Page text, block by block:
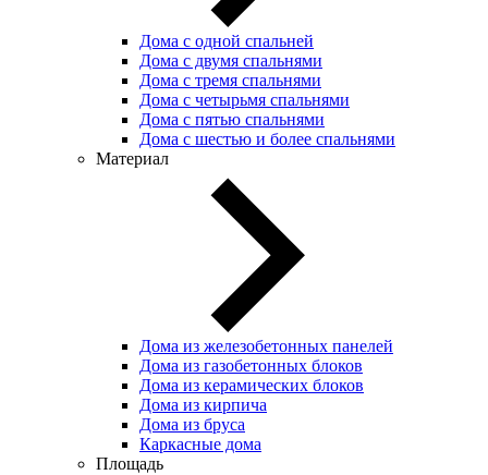
Дома с одной спальней
Дома с двумя спальнями
Дома с тремя спальнями
Дома с четырьмя спальнями
Дома с пятью спальнями
Дома с шестью и более спальнями
Материал
Дома из железобетонных панелей
Дома из газобетонных блоков
Дома из керамических блоков
Дома из кирпича
Дома из бруса
Каркасные дома
Площадь